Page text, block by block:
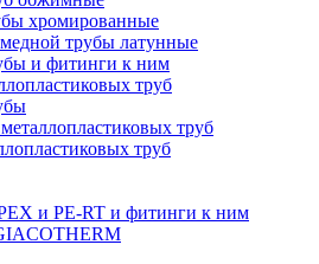
хромированные
трубы латунные
и фитинги к ним
труб
труб
труб
и PE-RT и фитинги к ним